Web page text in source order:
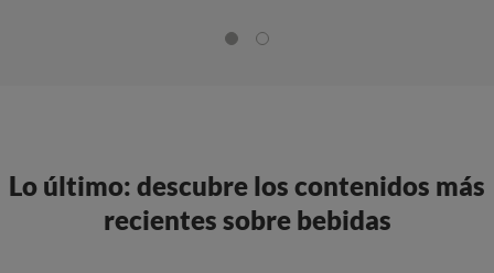
Lo último: descubre los contenidos más
recientes sobre bebidas